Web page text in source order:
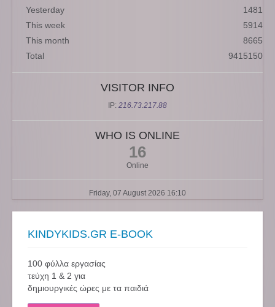
Yesterday
1481
This week
5914
This month
8665
Total
9415150
VISITOR INFO
IP: 216.73.217.88
WHO IS ONLINE
16
Online
Friday, 07 August 2026 16:10
KINDYKIDS.GR E-BOOK
100 φύλλα εργασίας
τεύχη 1 & 2 για
δημιουργικές ώρες με τα παιδιά